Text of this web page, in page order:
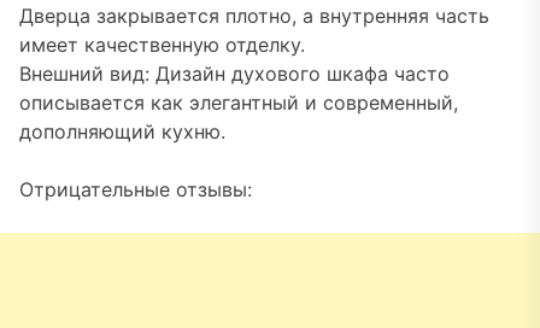
Дверца закрывается плотно, а внутренняя часть
имеет качественную отделку.
Внешний вид: Дизайн духового шкафа часто
описывается как элегантный и современный,
дополняющий кухню.
Отрицательные отзывы: